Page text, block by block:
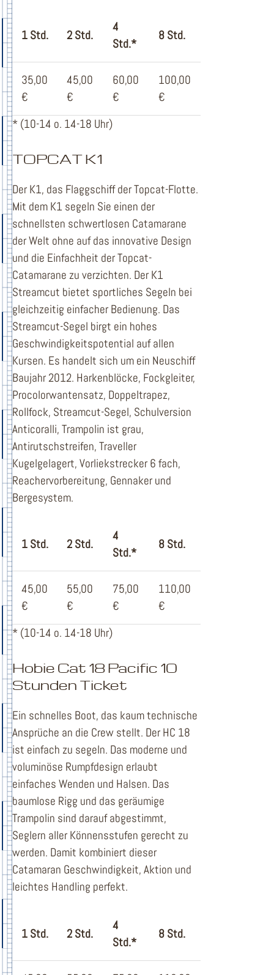
1 Std. 2 Std.
4
Std.*
8 Std.
35,00
€
45,00
€
60,00
€
100,00
€
* (10-14 o. 14-18 Uhr)
TOPCAT K1
Der K1, das Flaggschiff der Topcat-Flotte.
Mit dem K1 segeln Sie einen der
schnellsten schwertlosen Catamarane
der Welt ohne auf das innovative Design
und die Einfachheit der Topcat-
Catamarane zu verzichten. Der K1
Streamcut bietet sportliches Segeln bei
gleichzeitig einfacher Bedienung. Das
Streamcut-Segel birgt ein hohes
Geschwindigkeitspotential auf allen
Kursen. Es handelt sich um ein Neuschiff
Baujahr 2012. Harkenblöcke, Fockgleiter,
Procolorwantensatz, Doppeltrapez,
Rollfock, Streamcut-Segel, Schulversion
Anticoralli, Trampolin ist grau,
Antirutschstreifen, Traveller
Kugelgelagert, Vorliekstrecker 6 fach,
Reachervorbereitung, Gennaker und
Bergesystem.
1 Std. 2 Std.
4
Std.*
8 Std.
45,00
€
55,00
€
75,00
€
110,00
€
* (10-14 o. 14-18 Uhr)
Hobie Cat 18 Pacific 10
Stunden Ticket
Ein schnelles Boot, das kaum technische
Ansprüche an die Crew stellt. Der HC 18
ist einfach zu segeln. Das moderne und
voluminöse Rumpfdesign erlaubt
einfaches Wenden und Halsen. Das
baumlose Rigg und das geräumige
Trampolin sind darauf abgestimmt,
Seglern aller Könnensstufen gerecht zu
werden. Damit kombiniert dieser
Catamaran Geschwindigkeit, Aktion und
leichtes Handling perfekt.
1 Std. 2 Std.
4
Std.*
8 Std.